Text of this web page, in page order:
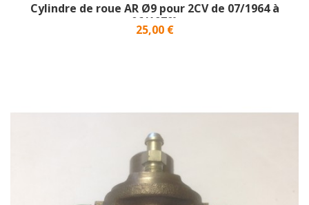
Cylindre de roue AR Ø9 pour 2CV de 07/1964 à
06/1970}
Prix
25,00 €